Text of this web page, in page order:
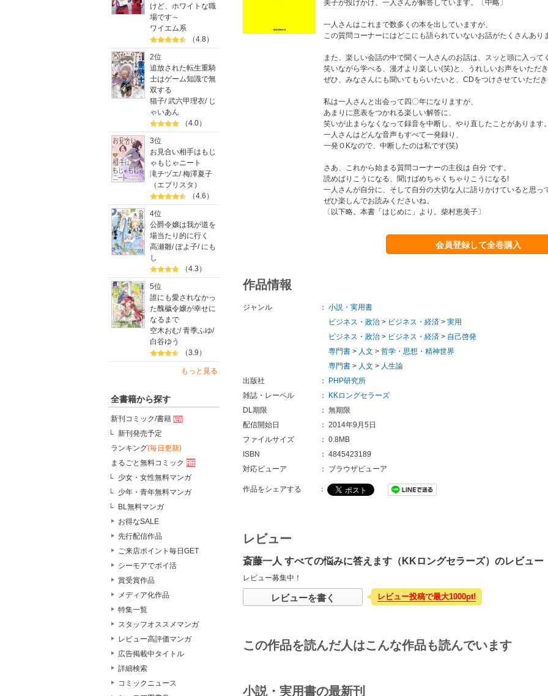
けど、ホワイトな職
場です～
ワイエム系
（4.8）
2位
追放された転生重騎
士はゲーム知識で無
双する
猫子/武六甲理衣/ じ
ゃいあん
（4.0）
3位
お見合い相手はもじ
ゃもじゃニート
滝チヅエ/梅澤夏子
（エブリスタ）
（4.6）
4位
公爵令嬢は我が道を
場当たり的に行く
高瀬雛/ぽよ子/ にも
し
（4.3）
5位
誰にも愛されなかっ
た醜穢令嬢が幸せに
なるまで
空木おむ/青季ふゆ/
白谷ゆう
（3.9）
もっと見る
全書籍から探す
新刊コミック/書籍
新刊発売予定
ランキング(毎日更新)
まるごと無料コミック
少女・女性無料マンガ
少年・青年無料マンガ
BL無料マンガ
お得なSALE
先行配信作品
ご来店ポイント毎日GET
シーモアでポイ活
賞受賞作品
メディア化作品
特集一覧
スタッフオススメマンガ
レビュー高評価マンガ
広告掲載中タイトル
詳細検索
コミックニュース
美子が投げかけ、一人さんが解答しています。〔中略〕
一人さんはこれまで数多くの本を出していますが、
この質問コーナーにはどこにも語られていないお話がたくさんあり
また、楽しい会話の中で聞く一人さんのお話は、スッと頭に入って
笑いながら学べる、漫才より楽しい(笑)と、うれしいお声をいただ
ぜひ、みなさんにも聞いてもらいたいと、CDをつけさせていただ
私は一人さんと出会って四〇年になりますが、
あまりに意表をつかれる楽しい解答に、
笑いが止まらなくなって録音を中断し、やり直したことがあります
一人さんはどんな音声もすべて一発録り、
一発ＯKなので、中断したのは私です(笑)
さあ、これから始まる質問コーナーの主役は 自分 です。
読めばりこうになる、聞けばめちゃくちゃりこうになる!
一人さんが自分に、そして自分の大切な人に語りかけていると思っ
ぜひ楽しんでお読みくださいね。
〔以下略。本書「はじめに」より。柴村恵美子〕
会員登録して全巻購入
作品情報
ジャンル ： 小説・実用書
ビジネス・政治 > ビジネス・経済 > 実用
ビジネス・政治 > ビジネス・経済 > 自己啓発
専門書 > 人文 > 哲学・思想・精神世界
専門書 > 人文 > 人生論
出版社
：
PHP研究所
雑誌・レーベル
：
KKロングセラーズ
DL期限
： 無期限
配信開始日
： 2014年9月5日
ファイルサイズ
： 0.8MB
ISBN
： 4845423189
対応ビューア
： ブラウザビューア
作品をシェアする ：
レビュー
斎藤一人 すべての悩みに答えます（KKロングセラーズ）のレビュー
レビュー募集中！
レビューを書く レビュー投稿で最大1000pt!
この作品を読んだ人はこんな作品も読んでいます
小説・実用書の最新刊